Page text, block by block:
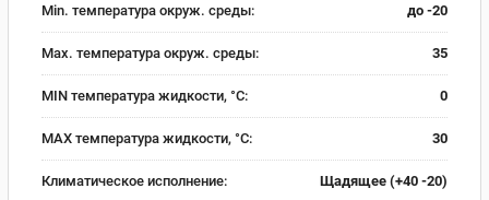
Min. температура окруж. среды: до -20
Max. температура окруж. среды: 35
MIN температура жидкости, °C: 0
MAX температура жидкости, °C: 30
Климатическое исполнение: Щадящее (+40 -20)